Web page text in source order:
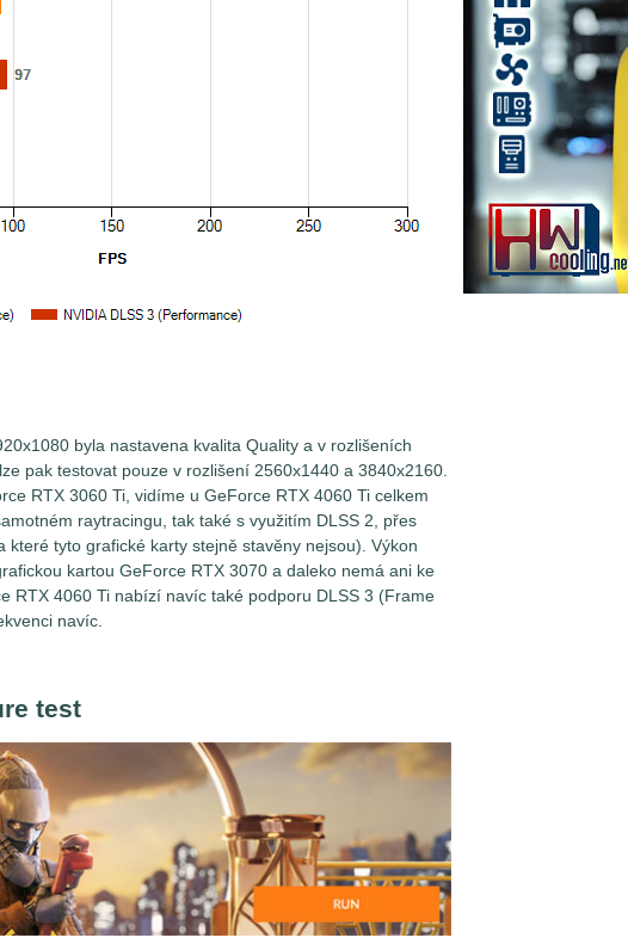
byla nastavena kvalita Quality a v rozlišeních
pak testovat pouze v rozlišení 2560x1440 a 3840x2160.
RTX 3060 Ti, vidíme u GeForce RTX 4060 Ti celkem
raytracingu, tak také s využitím DLSS 2, přes
tyto grafické karty stejně stavěny nejsou). Výkon
kartou GeForce RTX 3070 a daleko nemá ani ke
RTX 4060 Ti nabízí navíc také podporu DLSS 3 (Frame
navíc.
test